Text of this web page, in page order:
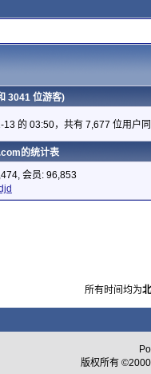
3041 位游客)
的 03:50，共有 7,677 位用户
的统计表
会员: 96,853
所有时间均为
版权所有